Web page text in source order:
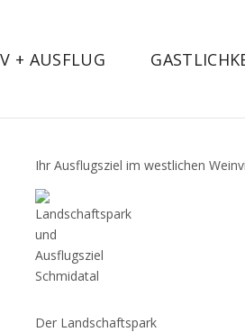
+ AUSFLUG
Ihr Ausflugsziel im westlichen
Der Landschaftspark